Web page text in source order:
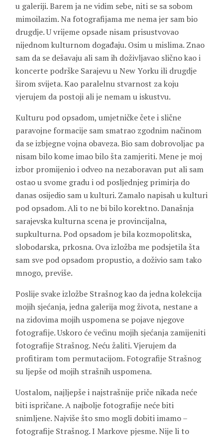
u galeriji. Barem ja ne vidim sebe, niti se sa sobom
mimoilazim. Na fotografijama me nema jer sam bio
drugdje. U vrijeme opsade nisam prisustvovao
nijednom kulturnom događaju. Osim u mislima. Znao
sam da se dešavaju ali sam ih doživljavao slično kao i
koncerte podrške Sarajevu u New Yorku ili drugdje
širom svijeta. Kao paralelnu stvarnost za koju
vjerujem da postoji ali je nemam u iskustvu.
Kulturu pod opsadom, umjetničke čete i slične
paravojne formacije sam smatrao zgodnim načinom
da se izbjegne vojna obaveza. Bio sam dobrovoljac pa
nisam bilo kome imao bilo šta zamjeriti. Mene je moj
izbor promijenio i odveo na nezaboravan put ali sam
ostao u svome gradu i od posljednjeg primirja do
danas osijedio sam u kulturi. Zamalo napisah u kulturi
pod opsadom. Ali to ne bi bilo korektno. Današnja
sarajevska kulturna scena je provincijalna,
supkulturna. Pod opsadom je bila kozmopolitska,
slobodarska, prkosna. Ova izložba me podsjetila šta
sam sve pod opsadom propustio, a doživio sam tako
mnogo, previše.
Poslije svake izložbe Strašnog kao da jedna kolekcija
mojih sjećanja, jedna galerija mog života, nestane a
na zidovima mojih uspomena se pojave njegove
fotografije. Uskoro će većinu mojih sjećanja zamijeniti
fotografije Strašnog. Neću žaliti. Vjerujem da
profitiram tom permutacijom. Fotografije Strašnog
su ljepše od mojih strašnih uspomena.
Uostalom, najljepše i najstrašnije priče nikada neće
biti ispričane. A najbolje fotografije neće biti
snimljene. Najviše što smo mogli dobiti imamo –
fotografije Strašnog. I Markove pjesme. Nije li to